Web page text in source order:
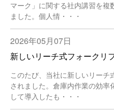
マーク」に関する社内講習を複
ました。個人情・・・
2026年05月07日
新しいリーチ式フォークリ
このたび、当社に新しいリーチ
されました。倉庫内作業の効率
して導入したも・・・